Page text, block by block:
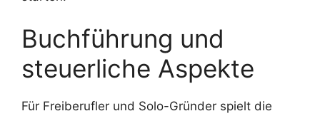
Buchführung und
steuerliche Aspekte
Für Freiberufler und Solo-Gründer spielt die